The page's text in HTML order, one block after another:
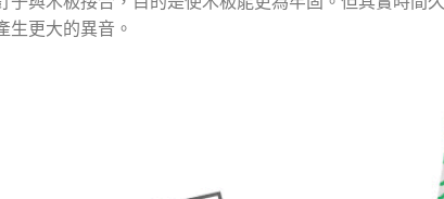
生更大的異音。